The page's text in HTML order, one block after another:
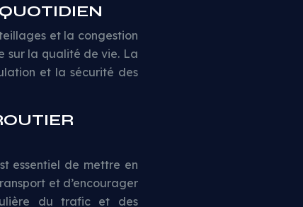
et la congestion
sur la qualité de vie. La
et la sécurité des
essentiel de mettre en
et d’encourager
du trafic et des